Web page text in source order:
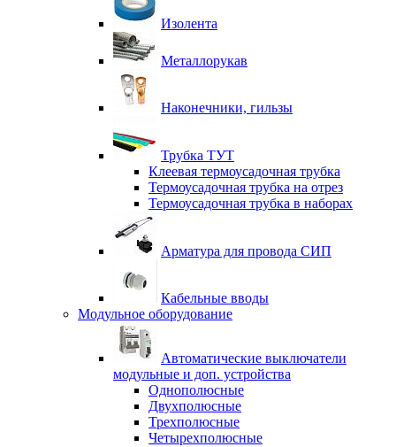
Изолента
Металлорукав
Наконечники, гильзы
Трубка ТУТ
Клеевая термоусадочная трубка
Термоусадочная трубка на отрез
Термоусадочная трубка в наборах
Арматура для провода СИП
Кабельные вводы
Модульное оборудование
Автоматические выключатели
модульные и доп. устройства
Однополюсные
Двухполюсные
Трехполюсные
Четырехполюсные